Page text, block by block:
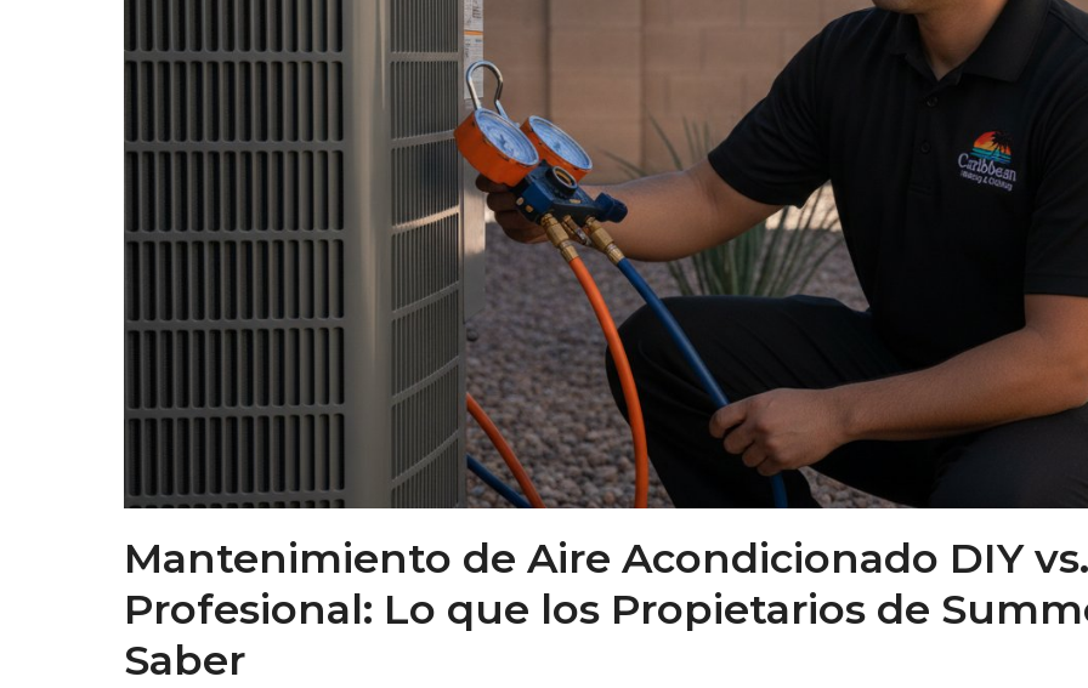
Mantenimiento de Aire Acondicionado DIY
Profesional: Lo que los Propietarios de
Saber